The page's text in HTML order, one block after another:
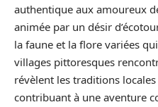
authentique aux amoureux
animée par un désir
la faune et la flore variées
villages pittoresques
révèlent les traditions
contribuant à une aventure